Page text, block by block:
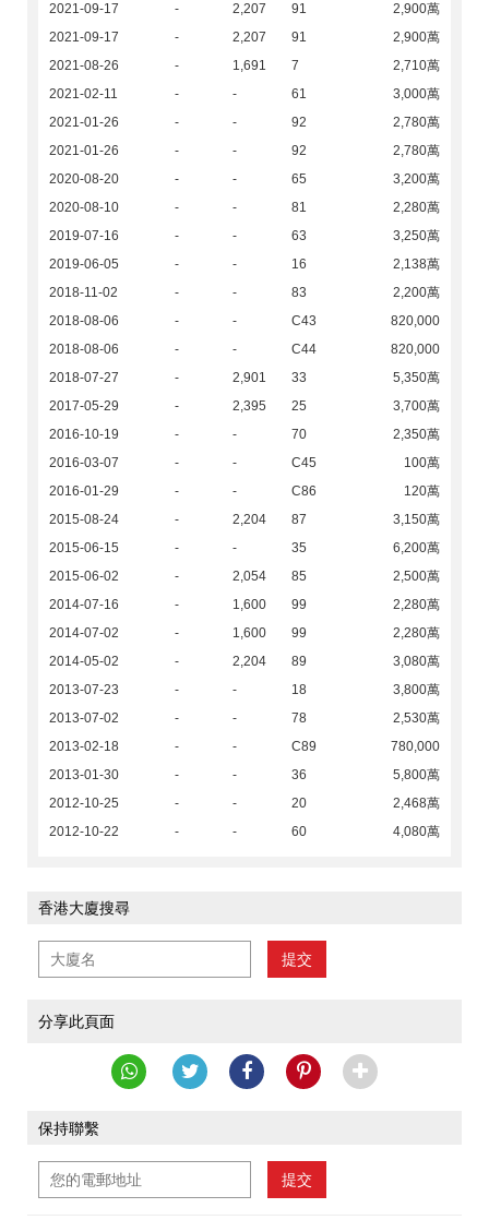
2021-09-17
- 2,207 91
2,900萬
2021-09-17
- 2,207 91
2,900萬
2021-08-26
- 1,691 7
2,710萬
2021-02-11
- - 61
3,000萬
2021-01-26
- - 92
2,780萬
2021-01-26
- - 92
2,780萬
2020-08-20
- - 65
3,200萬
2020-08-10
- - 81
2,280萬
2019-07-16
- - 63
3,250萬
2019-06-05
- - 16
2,138萬
2018-11-02
- - 83
2,200萬
2018-08-06
- - C43
820,000
2018-08-06
- - C44
820,000
2018-07-27
- 2,901 33
5,350萬
2017-05-29
- 2,395 25
3,700萬
2016-10-19
- - 70
2,350萬
2016-03-07
- - C45
100萬
2016-01-29
- - C86
120萬
2015-08-24
- 2,204 87
3,150萬
2015-06-15
- - 35
6,200萬
2015-06-02
- 2,054 85
2,500萬
2014-07-16
- 1,600 99
2,280萬
2014-07-02
- 1,600 99
2,280萬
2014-05-02
- 2,204 89
3,080萬
2013-07-23
- - 18
3,800萬
2013-07-02
- - 78
2,530萬
2013-02-18
- - C89
780,000
2013-01-30
- - 36
5,800萬
2012-10-25
- - 20
2,468萬
2012-10-22
- - 60 4,080萬
香港大廈搜尋
提交
分享此頁面
保持聯繫
提交